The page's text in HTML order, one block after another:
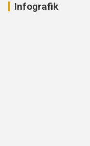
Infografik